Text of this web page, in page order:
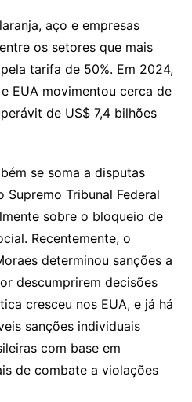
aço e empresas
os setores que mais
tarifa de 50%. Em 2024,
EUA movimentou cerca de
de US$ 7,4 bilhões
se soma a disputas
Tribunal Federal
sobre o bloqueio de
Recentemente, o
determinou sanções a
descumprirem decisões
cresceu nos EUA, e já há
sanções individuais
com base em
de combate a violações